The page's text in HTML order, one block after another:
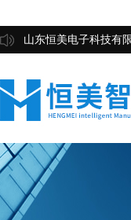
山东恒美电子科技有